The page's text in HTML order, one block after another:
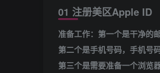
01 注册美区Apple ID
准备工作： 第一个是干净的
第二个是手机号码，手机号
第三个是需要准备一个浏览